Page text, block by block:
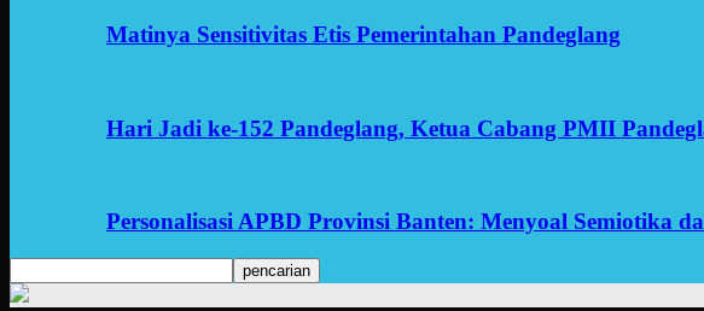
Matinya Sensitivitas Etis Pemerintahan Pandeglang
Hari Jadi ke-152 Pandeglang, Ketua Cabang PMII
Personalisasi APBD Provinsi Banten: Menyoal Semiotika